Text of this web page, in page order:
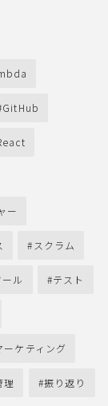
GitHub
ー
スクラム
ール テスト
ーケティング
理 振り返り